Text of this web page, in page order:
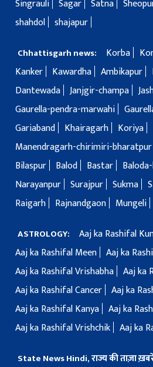
Singrauli Sagar Satna
shahdol shajapur
Chhattisgarh news: Korba
Kanker
Kawardha Ambikapur
Dantewada Janjgir-champa
Gaurella-pendra-marwahi
Gariaband
Khairagarh Koriya
Manendragarh-chirimiri-bharatpur
Bilaspur
Balod Bastar
Narayanpur Surajpur Sukma
Raigarh
Rajnandgaon Mungeli
ASTROLOGY:
Aaj ka Rashifal
Aaj ka Rashifal Meen Aaj ka
Aaj ka Rashifal Vrishabha Aaj ka
Aaj ka Rashifal Cancer Aaj ka
Aaj ka Rashifal Kanya Aaj ka
Aaj ka Rashifal Vrishchik Aaj ka
State News Hindi, राज्य की ताज़ा